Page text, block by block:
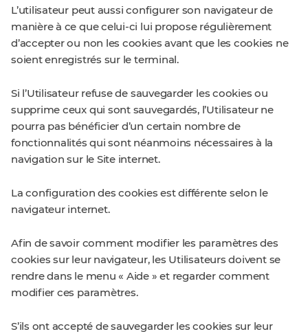
L’utilisateur peut aussi configurer son navigateur de
manière à ce que celui-ci lui propose régulièrement
d’accepter ou non les cookies avant que les cookies ne
soient enregistrés sur le terminal.
Si l’Utilisateur refuse de sauvegarder les cookies ou
supprime ceux qui sont sauvegardés, l’Utilisateur ne
pourra pas bénéficier d’un certain nombre de
fonctionnalités qui sont néanmoins nécessaires à la
navigation sur le Site internet.
La configuration des cookies est différente selon le
navigateur internet.
Afin de savoir comment modifier les paramètres des
cookies sur leur navigateur, les Utilisateurs doivent se
rendre dans le menu « Aide » et regarder comment
modifier ces paramètres.
S’ils ont accepté de sauvegarder les cookies sur leur